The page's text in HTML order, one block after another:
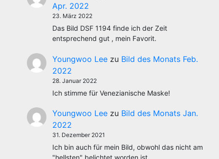
Apr. 2022
23. März 2022
Das Bild DSF 1194 finde ich der Zeit
entsprechend gut , mein Favorit.
Youngwoo Lee zu Bild des Monats Feb.
2022
28. Januar 2022
Ich stimme für Venezianische Maske!
Youngwoo Lee zu Bild des Monats Jan.
2022
31. Dezember 2021
Ich bin auch für mein Bild, obwohl das nicht am